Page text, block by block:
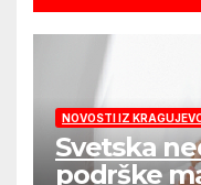
NOVOSTI IZ
Svetska
podrške